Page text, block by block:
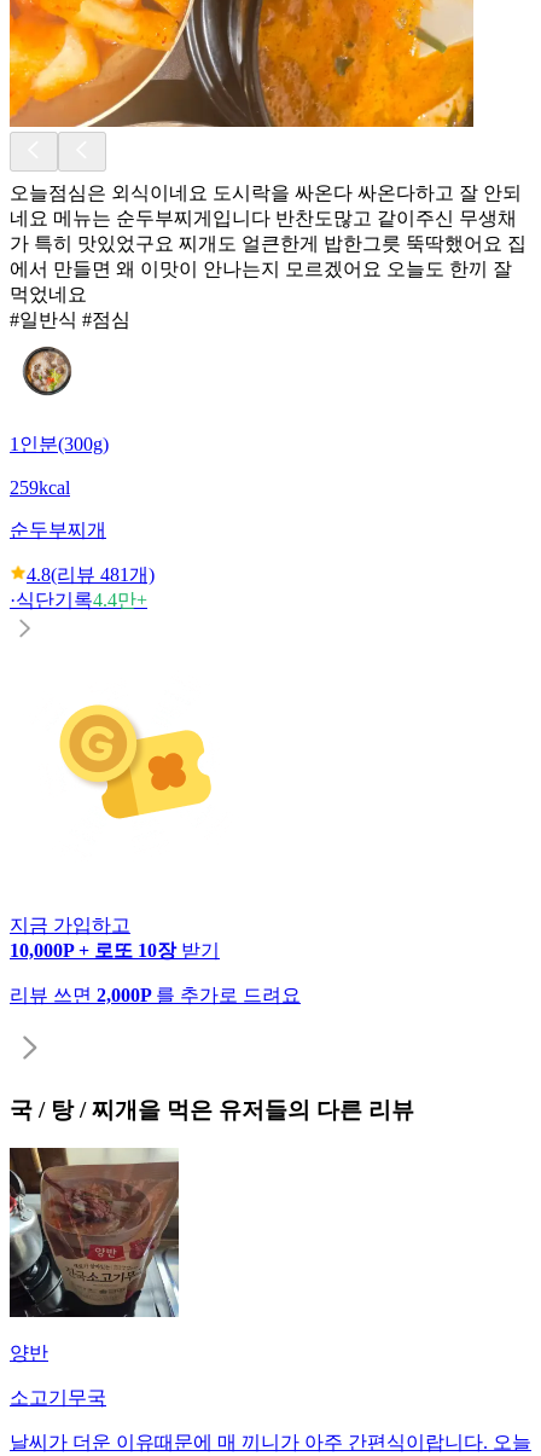
오늘점심은 외식이네요 도시락을 싸온다 싸온다하고 잘 안되
네요 메뉴는 순두부찌게입니다 반찬도많고 같이주신 무생채
가 특히 맛있었구요 찌개도 얼큰한게 밥한그릇 뚝딱했어요 집
에서 만들면 왜 이맛이 안나는지 모르겠어요 오늘도 한끼 잘
먹었네요
#일반식 #점심
1인분(300g)
259kcal
순두부찌개
4.8(리뷰 481개)
·식단기록4.4만+
지금 가입하고
10,000P + 로또 10장 받기
리뷰 쓰면 2,000P 를 추가로 드려요
국 / 탕 / 찌개 을 먹은 유저들의 다른 리뷰
양반
소고기무국
날씨가 더운 이유때문에 매 끼니가 아주 간편식이랍니다. 오늘